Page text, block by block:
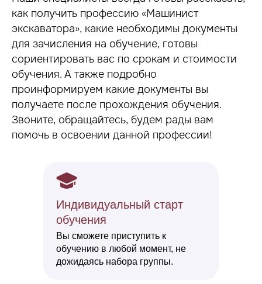
как получить профессию «Машинист
экскаватора», какие необходимы документы
для зачисления на обучение, готовы
сориентировать вас по срокам и стоимости
обучения. А также подробно
проинформируем какие документы вы
получаете после прохождения обучения.
Звоните, обращайтесь, будем рады вам
помочь в освоении данной профессии!
Инди видуальный старт
обучения
Вы сможете приступить к
обучению в любой момент, не
дожидаясь набора группы.